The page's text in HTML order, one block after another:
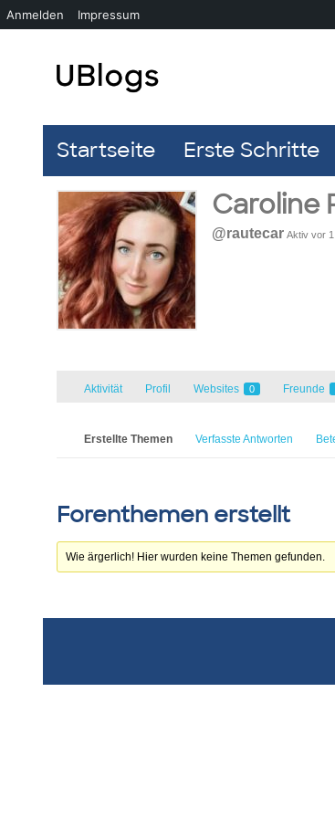
Startseite Erste Schritte
Caroline
@rautecar Aktiv vor
Aktivität Profil Websites 0 Freunde
Erstellte Themen Verfasste Antworten
Forenthemen erstellt
Wie ärgerlich! Hier wurden keine Themen gefunden.
Anmelden Impressum